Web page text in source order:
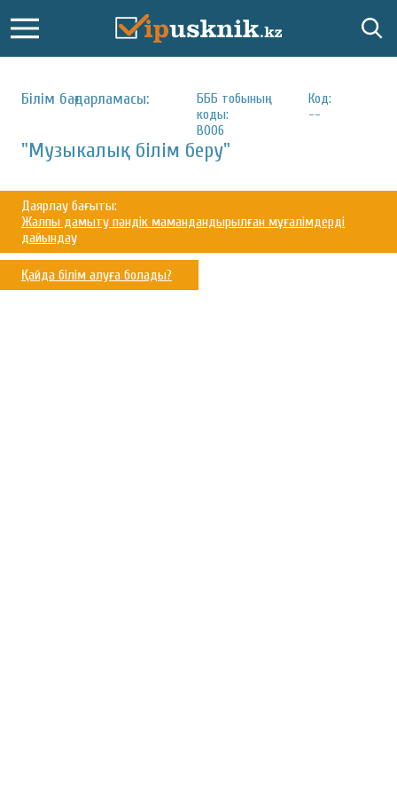
Білім бағдарламасы:
БББ тобының
коды:
В006
Код:
--
"Музыкалық білім беру"
Даярлау бағыты:
Жалпы дамыту пәндік мамандандырылған мұғалімдерді
дайындау
Қайда білім алуға болады?